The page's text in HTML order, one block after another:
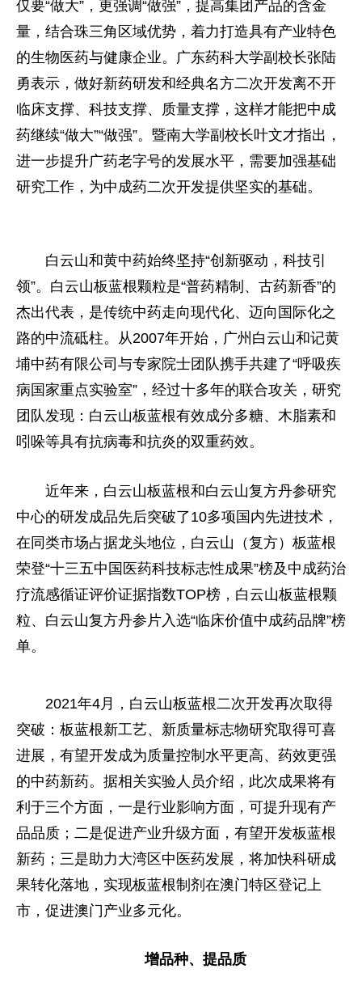
仅要“做大”，更强调“做强”，提高集团产品的含金
量，结合珠三角区域优势，着力打造具有产业特色
的生物医药与健康企业。广东药科大学副校长张陆
勇表示，做好新药研发和经典名方二次开发离不开
临床支撑、科技支撑、质量支撑，这样才能把中成
药继续“做大”“做强”。暨南大学副校长叶文才指出，
进一步提升广药老字号的发展水平，需要加强基础
研究工作，为中成药二次开发提供坚实的基础。
白云山和黄中药始终坚持“创新驱动，科技引
领”。白云山板蓝根颗粒是“普药精制、古药新香”的
杰出代表，是传统中药走向现代化、迈向国际化之
路的中流砥柱。从2007年开始，广州白云山和记黄
埔中药有限公司与专家院士团队携手共建了“呼吸疾
病国家重点实验室”，经过十多年的联合攻关，研究
团队发现：白云山板蓝根有效成分多糖、木脂素和
吲哚等具有抗病毒和抗炎的双重药效。
近年来，白云山板蓝根和白云山复方丹参研究
中心的研发成品先后突破了10多项国内先进技术，
在同类市场占据龙头地位，白云山（复方）板蓝根
荣登“十三五中国医药科技标志性成果”榜及中成药治
疗流感循证评价证据指数TOP榜，白云山板蓝根颗
粒、白云山复方丹参片入选“临床价值中成药品牌”榜
单。
2021年4月，白云山板蓝根二次开发再次取得
突破：板蓝根新工艺、新质量标志物研究取得可喜
进展，有望开发成为质量控制水平更高、药效更强
的中药新药。据相关实验人员介绍，此次成果将有
利于三个方面，一是行业影响方面，可提升现有产
品品质；二是促进产业升级方面，有望开发板蓝根
新药；三是助力大湾区中医药发展，将加快科研成
果转化落地，实现板蓝根制剂在澳门特区登记上
市，促进澳门产业多元化。
增品种、提品质